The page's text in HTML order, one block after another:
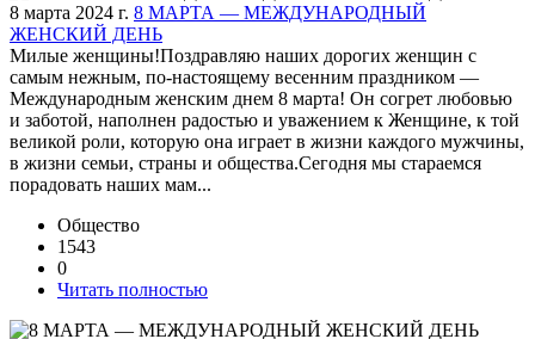
8 марта 2024 г. 8 МАРТА — МЕЖДУНАРОДНЫЙ
ЖЕНСКИЙ ДЕНЬ
Милые женщины!Поздравляю наших дорогих женщин с
самым нежным, по-настоящему весенним праздником —
Международным женским днем 8 марта! Он согрет любовью
и заботой, наполнен радостью и уважением к Женщине, к той
великой роли, которую она играет в жизни каждого мужчины,
в жизни семьи, страны и общества.Сегодня мы стараемся
порадовать наших мам...
Общество
1543
0
Читать полностью